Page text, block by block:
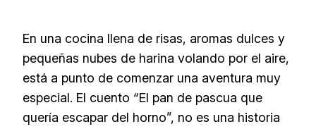
En una cocina llena de risas, aromas dulces y
pequeñas nubes de harina volando por el aire,
está a punto de comenzar una aventura muy
especial. El cuento “El pan de pascua que
quería escapar del horno”, no es una historia